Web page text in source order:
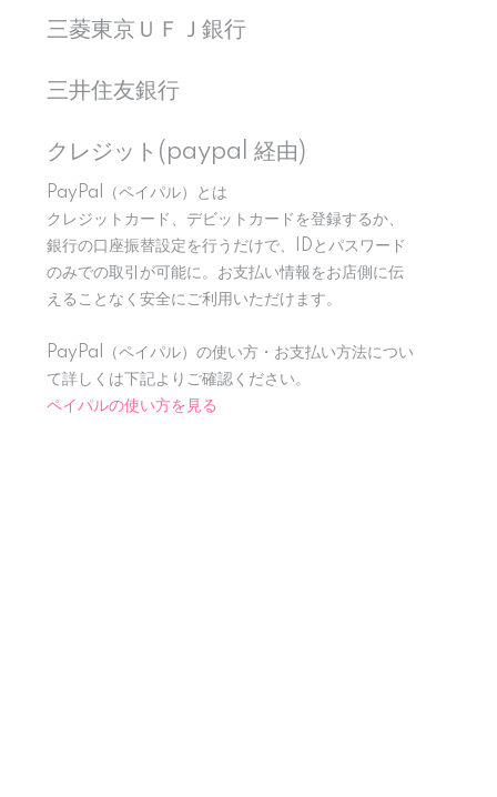
三菱東京ＵＦＪ銀行
三井住友銀行
クレジット(paypal 経由)
PayPal（ペイパル）とは
クレジットカード、デビットカードを登録するか、
銀行の口座振替設定を行うだけで、IDとパスワード
のみでの取引が可能に。お支払い情報をお店側に伝
えることなく安全にご利用いただけます。
PayPal（ペイパル）の使い方・お支払い方法につい
て詳しくは下記よりご確認ください。
ペイパルの使い方を見る